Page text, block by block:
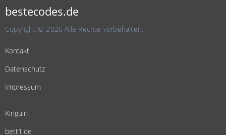
bestecodes.de
Copyright © 2026 Alle Rechte vorbehalten.
Kontakt
Datenschutz
Impressum
Kinguin
bett1.de